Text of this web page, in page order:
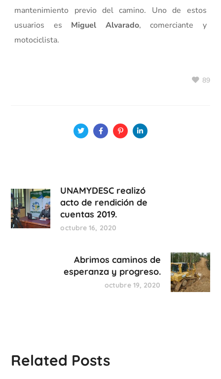
mantenimiento previo del camino. Uno de estos
usuarios es Miguel Alvarado, comerciante y
motociclista.
89
UNAMYDESC realizó
acto de rendición de
cuentas 2019.
octubre 16, 2020
Abrimos caminos de
esperanza y progreso.
octubre 19, 2020
Related Posts